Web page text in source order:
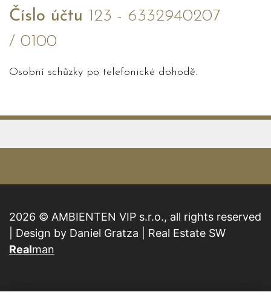
Číslo účtu 123 - 6332940207
/ 0100
Osobní schůzky po telefonické dohodě.
2026 © AMBIENTEN VIP s.r.o., all rights reserved
| Design by Daniel Gratza | Real Estate SW
Realman